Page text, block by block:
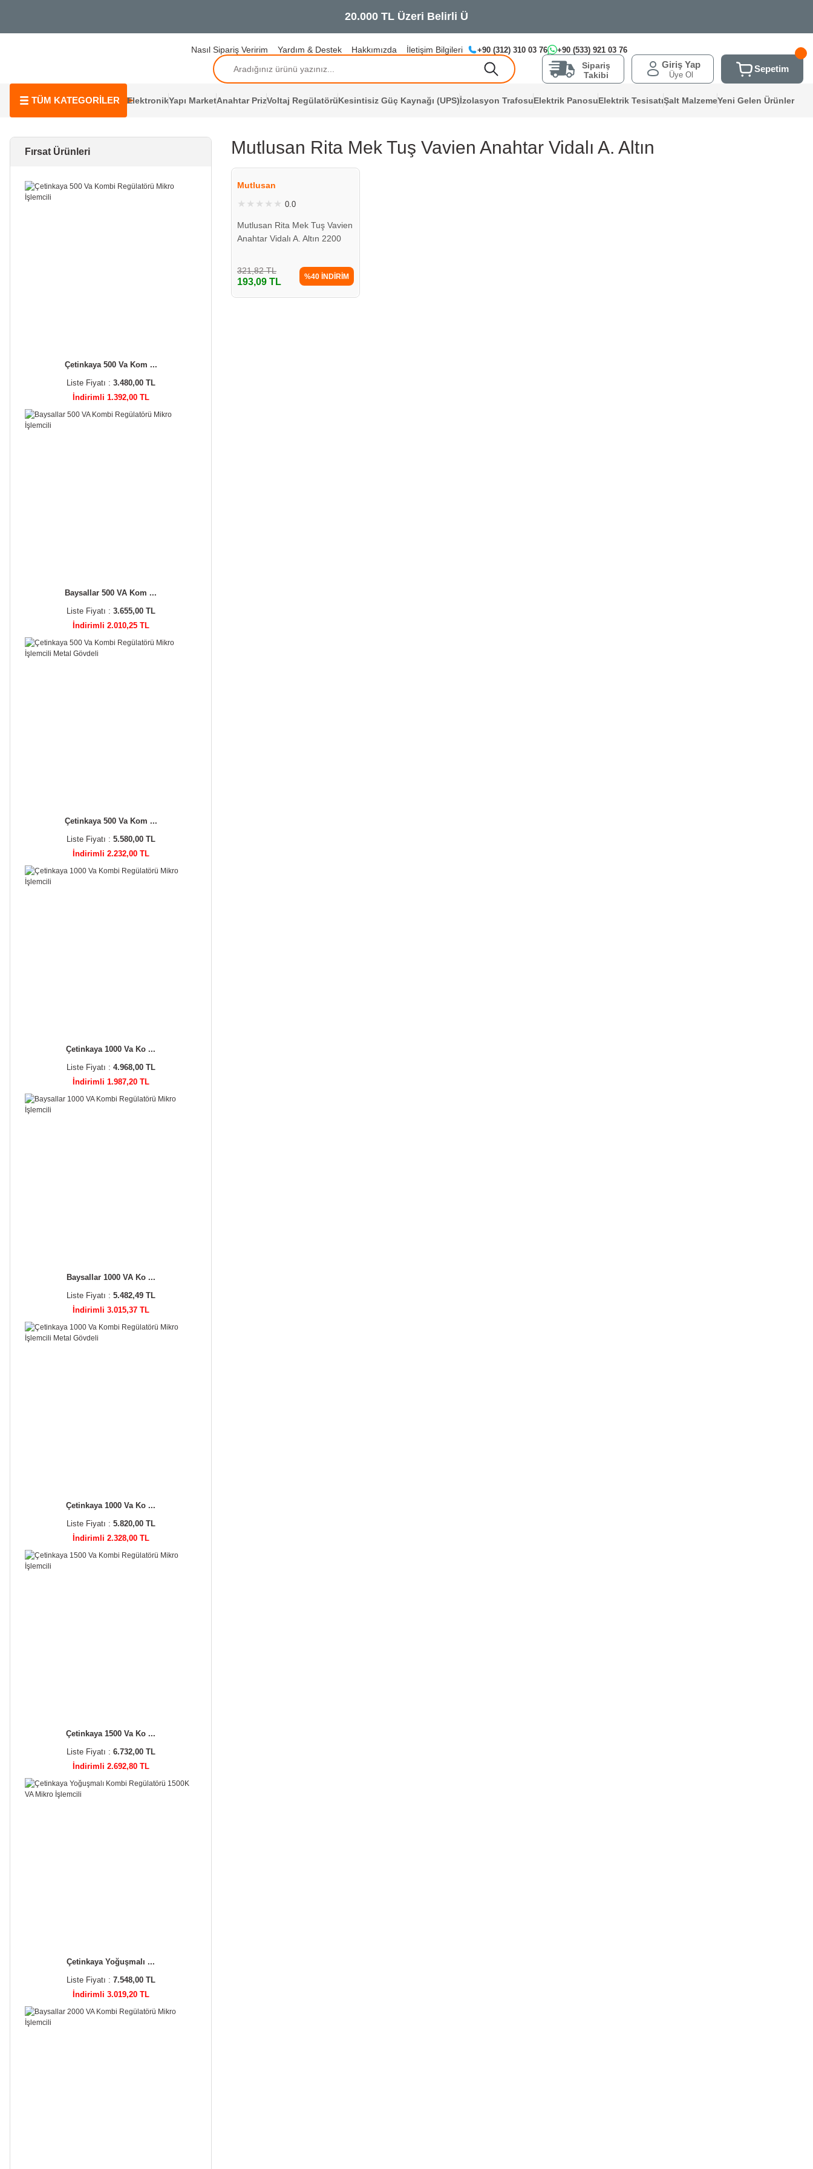
Nasıl Sipariş Veririm Yardım & Destek Hakkımızda İletişim Bilgileri +90 (312) 310 03 76 +90 (533) 921 03 76
Sipariş
Takibi
Giriş Yap
Üye Ol
Sepetim
TÜM KATEGORİLER ElektronikYapı MarketAnahtar PrizVoltaj RegülatörüKesintisiz Güç Kaynağı (UPS)İzolasyon TrafosuElektrik PanosuElektrik TesisatıŞalt MalzemeYeni Gelen Ürünler
Fırsat Ürünleri
Çetinkaya 500 Va Kom ...
Liste Fiyatı : 3.480,00 TL
İndirimli 1.392,00 TL
Baysallar 500 VA Kom ...
Liste Fiyatı : 3.655,00 TL
İndirimli 2.010,25 TL
Çetinkaya 500 Va Kom ...
Liste Fiyatı : 5.580,00 TL
İndirimli 2.232,00 TL
Çetinkaya 1000 Va Ko ...
Liste Fiyatı : 4.968,00 TL
İndirimli 1.987,20 TL
Baysallar 1000 VA Ko ...
Liste Fiyatı : 5.482,49 TL
İndirimli 3.015,37 TL
Çetinkaya 1000 Va Ko ...
Liste Fiyatı : 5.820,00 TL
İndirimli 2.328,00 TL
Çetinkaya 1500 Va Ko ...
Liste Fiyatı : 6.732,00 TL
İndirimli 2.692,80 TL
Çetinkaya Yoğuşmalı ...
Liste Fiyatı : 7.548,00 TL
İndirimli 3.019,20 TL
Mutlusan Rita Mek Tuş Vavien Anahtar Vidalı A. Altın
Mutlusan
0.0
Mutlusan Rita Mek Tuş Vavien
Anahtar Vidalı A. Altın 2200
321,82 TL
193,09 TL
%40 İNDİRİM